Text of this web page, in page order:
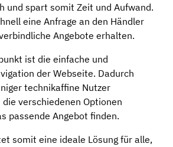
und spart somit Zeit und Aufwand.
eine Anfrage an den Händler
Angebote erhalten.
ist die einfache und
der Webseite. Dadurch
technikaffine Nutzer
verschiedenen Optionen
passende Angebot finden.
somit eine ideale Lösung für alle,